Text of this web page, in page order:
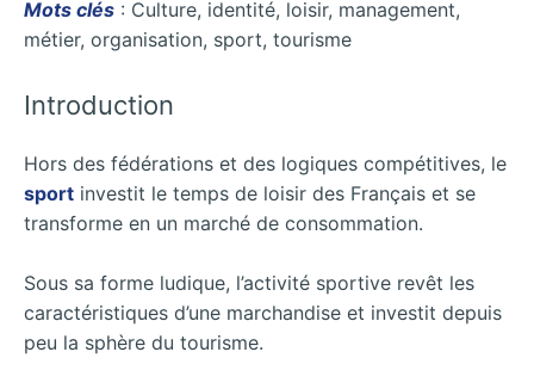
Mots clés : Culture, identité, loisir, management,
métier, organisation, sport, tourisme
Introduction
Hors des fédérations et des logiques compétitives, le
sport investit le temps de loisir des Français et se
transforme en un marché de consommation.
Sous sa forme ludique, l’activité sportive revêt les
caractéristiques d’une marchandise et investit depuis
peu la sphère du tourisme.